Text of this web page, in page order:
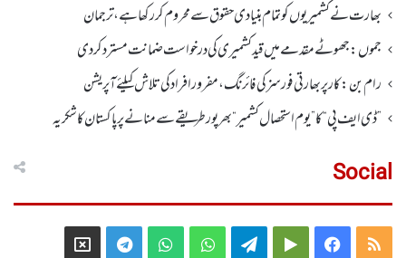
بھارت نے کشمیریوں کو تمام بنیادی حقوق سے محروم کر رکھا ہے، ترجمان
جموں :جھوٹے مقدمے میں قید کشمیری کی درخواست ضمانت مسترد کردی
رام بن : کار پربھارتی فورسز کی فائرنگ،مفرور افراد کی تلاش کیلئے آپریشن
”ڈی ایف پی “ کا ” یوم استحصال کشمیر “ بھر پور طریقے سے منانے پر پاکستان کا شکریہ
Social
RSS
Facebook
Google
Telegram
WhatsApp
WhatsApp
Telegram
X